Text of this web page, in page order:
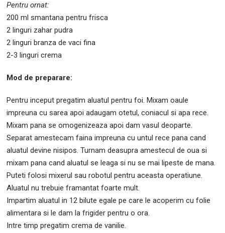
Pentru ornat:
200 ml smantana pentru frisca
2 linguri zahar pudra
2 linguri branza de vaci fina
2-3 linguri crema
Mod de preparare:
Pentru inceput pregatim aluatul pentru foi. Mixam oaule
impreuna cu sarea apoi adaugam otetul, coniacul si apa rece.
Mixam pana se omogenizeaza apoi dam vasul deoparte.
Separat amestecam faina impreuna cu untul rece pana cand
aluatul devine nisipos. Turnam deasupra amestecul de oua si
mixam pana cand aluatul se leaga si nu se mai lipeste de mana.
Puteti folosi mixerul sau robotul pentru aceasta operatiune.
Aluatul nu trebuie framantat foarte mult.
Impartim aluatul in 12 bilute egale pe care le acoperim cu folie
alimentara si le dam la frigider pentru o ora.
Intre timp pregatim crema de vanilie.